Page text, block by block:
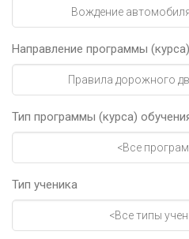
Вождение
Направление программы (курса)
Правила дорожного
Тип программы (курса)
<Все
Тип ученика
<Все типы